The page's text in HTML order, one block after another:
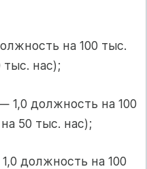
на 100 тыс.
нас);
1,0 должность на 100
50 тыс. нас);
должность на 100